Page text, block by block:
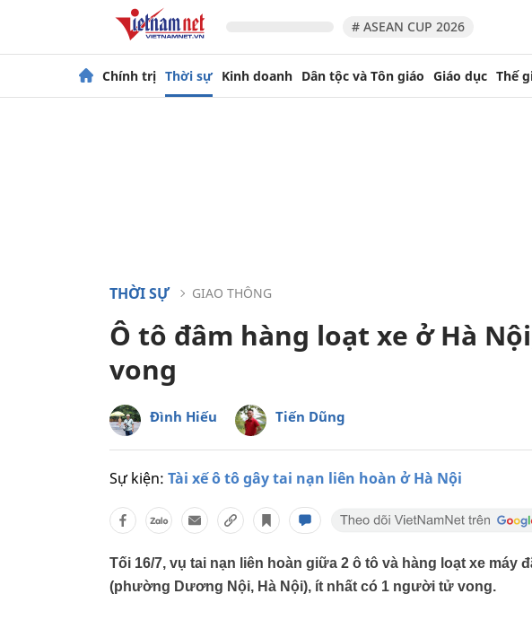
# ASEAN CUP 2026
Chính trị Thời sự Kinh doanh Dân tộc và Tôn giáo Giáo dục Thế
THỜI SỰ GIAO THÔNG
Ô tô đâm hàng loạt xe ở Hà
vong
Đình Hiếu Tiến Dũng
Sự kiện: Tài xế ô tô gây tai nạn liên hoàn ở Hà Nội
Tối 16/7, vụ tai nạn liên hoàn giữa 2 ô tô và hàng loạt xe máy
(phường Dương Nội, Hà Nội), ít nhất có 1 người tử vong.